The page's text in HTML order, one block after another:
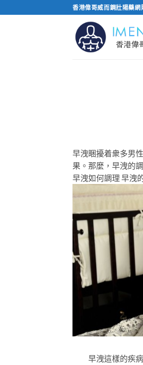
to
香港偉哥威而鋼壯陽藥
早洩睏擾着衆多男
果。那麼，早洩的
早洩如何調理 早洩
早洩這樣的疾病